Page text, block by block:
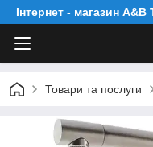
Інтернет - магазин A&B
Товари та послуги